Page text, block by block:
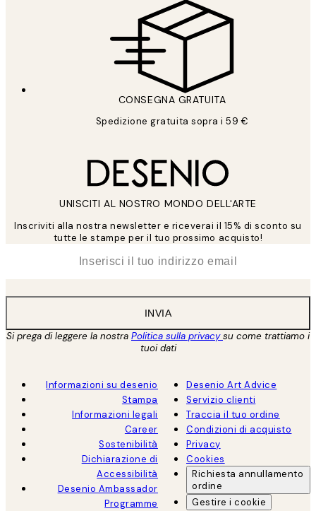
CONSEGNA GRATUITA
Spedizione gratuita sopra i 59 €
UNISCITI AL NOSTRO MONDO DELL'ARTE
Inscriviti alla nostra newsletter e riceverai il 15% di sconto su
tutte le stampe per il tuo prossimo acquisto!
INVIA
Si prega di leggere la nostra Politica sulla privacysu come trattiamo i
tuoi dati
Informazioni su desenio
Stampa
Informazioni legali
Career
Sostenibilità
Dichiarazione di
Accessibilità
Desenio Ambassador
Programme
Desenio Art Advice
Servizio clienti
Traccia il tuo ordine
Condizioni di acquisto
Privacy
Cookies
Richiesta annullamento
ordine
Gestire i cookie